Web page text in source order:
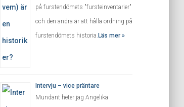
på furstendömets "fursteinventarier"
och den andra är att hålla ordning på
furstendömets historia. Läs mer »
Intervju – vice präntare
Mundant heter jag Angelika